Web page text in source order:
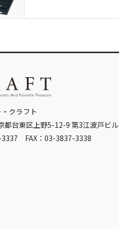
クラフト
都台東区上野5-12-9 第3江波戸ビ
FAX：03-3837-3338